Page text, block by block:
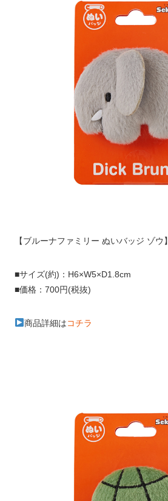
【ブルーナファミリー ぬいバッジ ゾウ】
■サイズ(約)：H6×W5×D1.8cm
■価格：700円(税抜)
商品詳細はコチラ